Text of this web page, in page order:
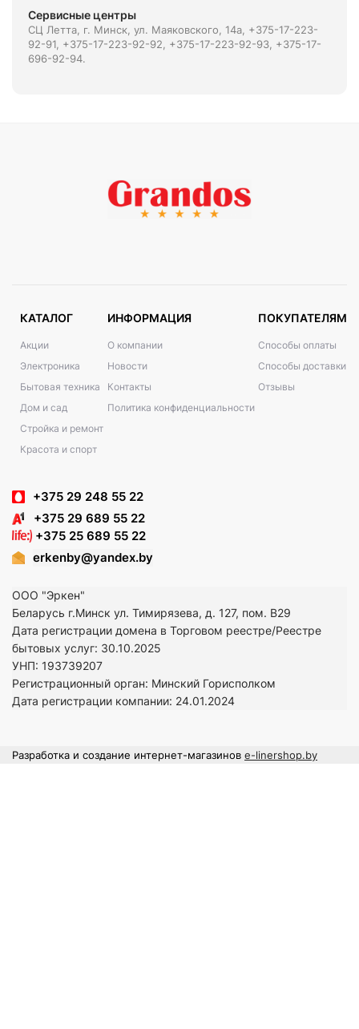
Сервисные центры
СЦ Летта, г. Минск, ул. Маяковского, 14а, +375-17-223-
92-91, +375-17-223-92-92, +375-17-223-92-93, +375-17-
696-92-94.
КАТАЛОГ
Акции
Электроника
Бытовая техника
Дом и сад
Стройка и ремонт
Красота и спорт
ИНФОРМАЦИЯ
О компании
Новости
Контакты
Политика конфиденциальности
ПОКУПАТЕЛЯМ
Способы оплаты
Способы доставки
Отзывы
+375 29 248 55 22
+375 29 689 55 22
+375 25 689 55 22
erkenby@yandex.by
ООО "Эркен"
Беларусь г.Минск ул. Тимирязева, д. 127, пом. В29
Дата регистрации домена в Торговом реестре/Реестре
бытовых услуг: 30.10.2025
УНП: 193739207
Регистрационный орган: Минский Горисполком
Дата регистрации компании: 24.01.2024
Разработка и создание интернет-магазинов e-linershop.by